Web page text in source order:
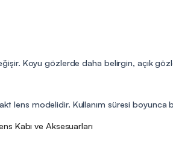
Koyu gözlerde daha belirgin, açık
lens modelidir. Kullanım süresi boyunca
Kabı ve Aksesuarları